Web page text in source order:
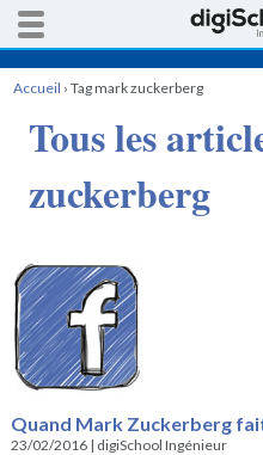
Accueil › Tag mark zuckerberg
Tous les
zuckerberg
Quand Mark Zuckerberg
23/02/2016| digiSchool Ingénieur